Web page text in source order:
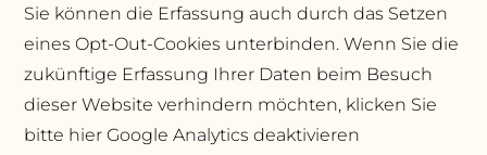
Sie können die Erfassung auch durch das Setzen
eines Opt-Out-Cookies unterbinden. Wenn Sie die
zukünftige Erfassung Ihrer Daten beim Besuch
dieser Website verhindern möchten, klicken Sie
bitte hier Google Analytics deaktivieren